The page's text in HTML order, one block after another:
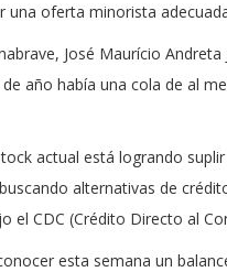
una oferta minorista
José Maurício
año había una cola de al
actual está logrando
alternativas de
el CDC (Crédito Directo al
esta semana un